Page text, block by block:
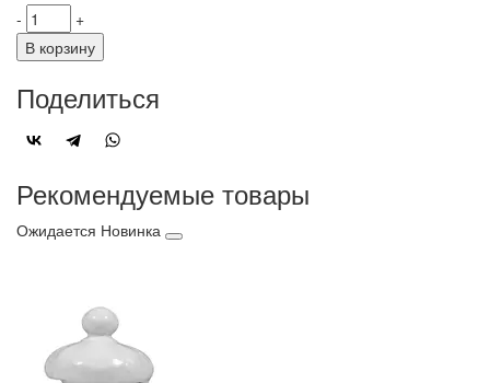
-
+
В корзину
Поделиться
Рекомендуемые товары
Ожидается Новинка